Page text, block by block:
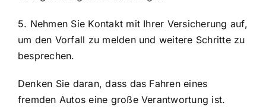
5. Nehmen Sie Kontakt mit Ihrer Versicherung auf,
um den Vorfall zu melden und weitere Schritte zu
besprechen.
Denken Sie daran, dass das Fahren eines
fremden Autos eine große Verantwortung ist.